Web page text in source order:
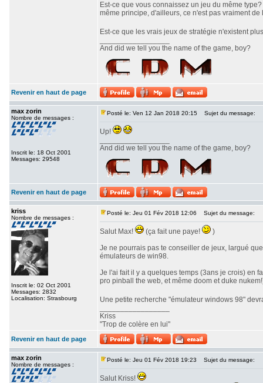
Est-ce que vous connaissez un jeu du même
même principe, d'ailleurs, ce n'est pas vraiment
Est-ce que les vrais jeux de stratégie n'existent
And did we tell you the name of the game, boy?
Revenir en haut de page
max zorin
Nombre de messages :
Inscrit le: 18 Oct 2001
Messages: 29548
Posté le: Ven 12 Jan 2018 20:15 Sujet du message:
Up!
And did we tell you the name of the game, boy?
Revenir en haut de page
kriss
Nombre de messages :
Inscrit le: 02 Oct 2001
Messages: 2832
Localisation: Strasbourg
Posté le: Jeu 01 Fév 2018 12:06 Sujet du message:
Salut Max! (ça fait une paye!
)
Je ne pourrais pas te conseiller de jeux, largué
émulateurs de win98.
Je l'ai fait il y a quelques temps (3ans je crois) en
pro pinball the web, et même doom et duke
Une petite recherche "émulateur windows 98"
Kriss
"Trop de colère en lui"
Revenir en haut de page
max zorin
Nombre de messages :
Posté le: Jeu 01 Fév 2018 19:23 Sujet du message:
Salut Kriss!